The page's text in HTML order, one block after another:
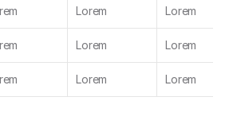
Lorem Lorem
Lorem Lorem
Lorem Lorem